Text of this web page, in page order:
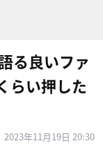
る良いファ
らい押した
2023年11月19日 20:30